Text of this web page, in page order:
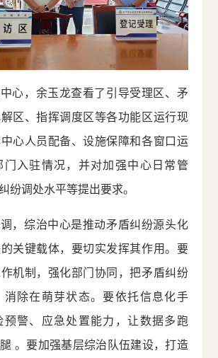
心，余玉龙查看了引导受理区、矛
区、指挥调度区等各功能区运行现
心人员配备、设施保障和各窗口运
门入驻情况，并对加强中心日常管
纷调处水平等提出要求。
，综治中心是推动矛盾纠纷源头化
关键载体，要切实发挥其作用。要
机制，强化部门协同，把矛盾纠纷
消除在萌芽状态。要依托信息化手
预警、应急处置能力，让数据多跑
。要加强基层综治队伍建设，打造